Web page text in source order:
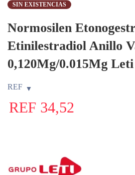
SIN EXISTENCIAS
Normosilen
Etinilestradiol Anillo
0,120Mg/0.015Mg Leti
REF
REF 34,52